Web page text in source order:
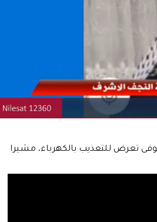
تعرض للتعذيب بالكهرباء، مشيرا